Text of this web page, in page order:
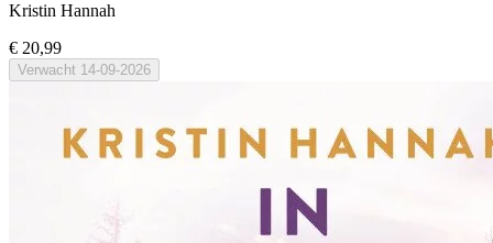
Kristin Hannah
€ 20,99
Verwacht 14-09-2026